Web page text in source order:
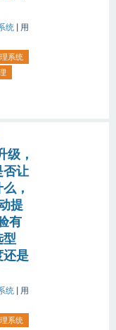
统 | 用
系统
级，
否让
，
提
有
型
还是
统 | 用
系统